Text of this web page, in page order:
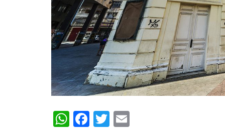
W F
T